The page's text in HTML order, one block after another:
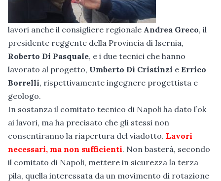
lavori anche il consigliere regionale Andrea Greco, il
presidente reggente della Provincia di Isernia,
Roberto Di Pasquale, e i due tecnici che hanno
lavorato al progetto, Umberto Di Cristinzi e Errico
Borrelli, rispettivamente ingegnere progettista e
geologo.
In sostanza il comitato tecnico di Napoli ha dato l’ok
ai lavori, ma ha precisato che gli stessi non
consentiranno la riapertura del viadotto. Lavori
necessari, ma non sufficienti. Non basterà, secondo
il comitato di Napoli, mettere in sicurezza la terza
pila, quella interessata da un movimento di rotazione